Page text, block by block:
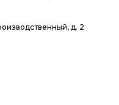
д. 2